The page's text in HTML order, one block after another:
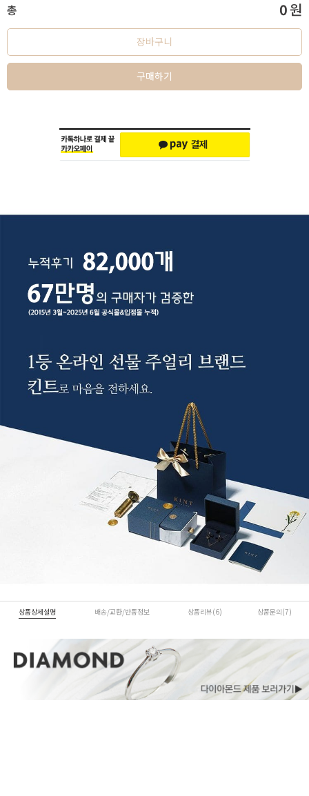
총 0원
장바구니
구매하기
상품상세설명 배송/교환/반품정보 상품리뷰(6) 상품문의(7)